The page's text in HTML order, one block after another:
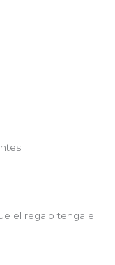
el regalo tenga el